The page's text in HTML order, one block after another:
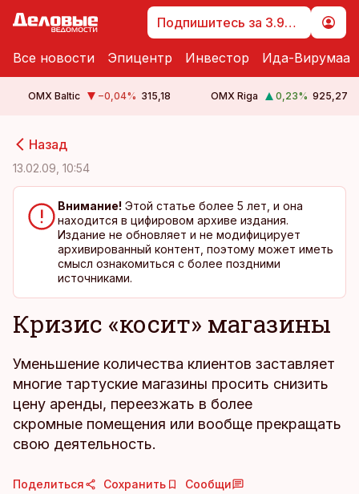
Подпишитесь за 3.99 €
Все новости Эпицентр Инвестор Ида-Вирумаа
OMX Baltic −0,04% 315,18 OMX Riga 0,23% 925,27
Назад
13.02.09, 10:54
Внимание! Этой статье более 5 лет, и она
находится в цифировом архиве издания.
Издание не обновляет и не модифицирует
архивированный контент, поэтому может иметь
смысл ознакомиться с более поздними
источниками.
Кризис «косит» магазины
Уменьшение количества клиентов заставляет
многие тартуские магазины просить снизить
цену аренды, переезжать в более
скромные помещения или вообще прекращать
свою деятельность.
Поделиться Сохранить Сообщи